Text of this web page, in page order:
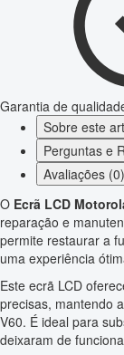
Garantia de
Sobre este
Perguntas e
Avaliações
O Ecrã LCD
reparação e
permite restaurar a
uma experiência
Este ecrã LCD
precisas, mantendo
V60. É ideal para
deixaram de